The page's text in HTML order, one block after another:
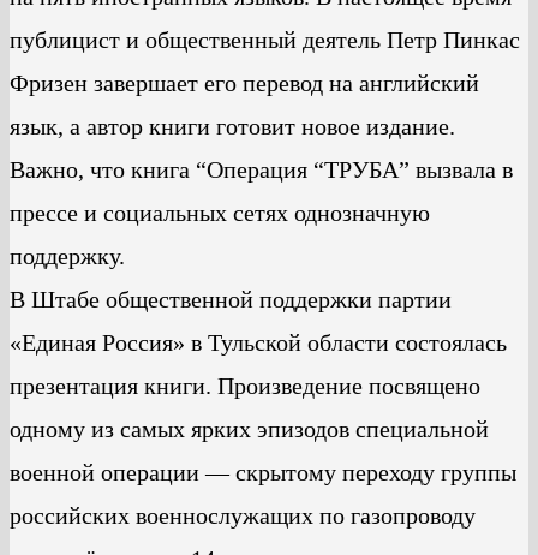
публицист и общественный деятель Петр Пинкас
Фризен завершает его перевод на английский
язык, а автор книги готовит новое издание.
Важно, что книга “Операция “ТРУБА” вызвала в
прессе и социальных сетях однозначную
поддержку.
В Штабе общественной поддержки партии
«Единая Россия» в Тульской области состоялась
презентация книги. Произведение посвящено
одному из самых ярких эпизодов специальной
военной операции — скрытому переходу группы
российских военнослужащих по газопроводу